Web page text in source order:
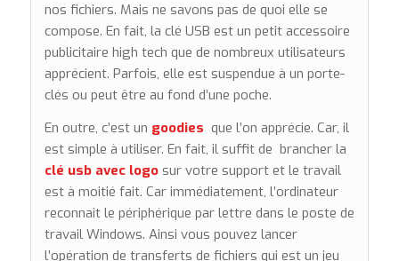
nos fichiers. Mais ne savons pas de quoi elle se
compose. En fait, la clé USB est un petit accessoire
publicitaire high tech que de nombreux utilisateurs
apprécient. Parfois, elle est suspendue à un porte-
clés ou peut être au fond d’une poche.
En outre, c’est un goodies que l’on apprécie. Car, il
est simple à utiliser. En fait, il suffit de brancher la
clé usb avec logosur votre support et le travail
est à moitié fait. Car immédiatement, l’ordinateur
reconnait le périphérique par lettre dans le poste de
travail Windows. Ainsi vous pouvez lancer
l’opération de transferts de fichiers qui est un jeu